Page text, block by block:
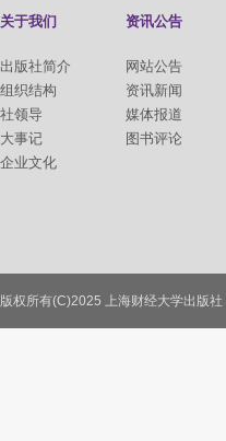
关于我们
出版社简介
组织结构
社领导
大事记
企业文化
资讯公告
网站公告
资讯新闻
媒体报道
图书评论
联系我们
版权所有(C)2025 上海财经大学出版社